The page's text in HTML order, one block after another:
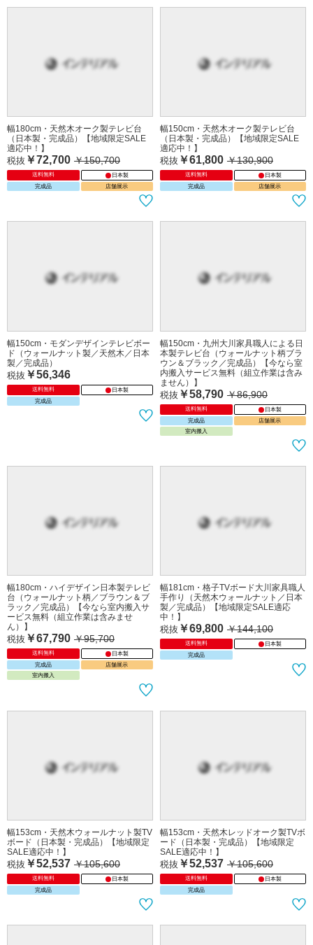
幅180cm・天然木オーク製テレビ台
（日本製・完成品）【地域限定SALE
適応中！】
税抜 ￥72,700 ￥150,700
送料無料
日本製
完成品
店舗展示
幅150cm・天然木オーク製テレビ台
（日本製・完成品）【地域限定SALE
適応中！】
税抜 ￥61,800 ￥130,900
送料無料
日本製
完成品
店舗展示
幅150cm・モダンデザインテレビボー
ド（ウォールナット製／天然木／日本
製／完成品）
税抜 ￥56,346
送料無料
日本製
完成品
幅150cm・九州大川家具職人による日
本製テレビ台（ウォールナット柄ブラ
ウン＆ブラック／完成品）【今なら室
内搬入サービス無料（組立作業は含み
ません）】
税抜 ￥58,790 ￥86,900
送料無料
日本製
完成品
店舗展示
室内搬入
幅180cm・ハイデザイン日本製テレビ
台（ウォールナット柄／ブラウン＆ブ
ラック／完成品）【今なら室内搬入サ
ービス無料（組立作業は含みませ
ん）】
税抜 ￥67,790 ￥95,700
送料無料
日本製
完成品
店舗展示
室内搬入
幅181cm・格子TVボード大川家具職人
手作り（天然木ウォールナット／日本
製／完成品）【地域限定SALE適応
中！】
税抜 ￥69,800 ￥144,100
送料無料
日本製
完成品
幅153cm・天然木ウォールナット製TV
ボード（日本製・完成品）【地域限定
SALE適応中！】
税抜 ￥52,537 ￥105,600
送料無料
日本製
完成品
幅153cm・天然木レッドオーク製TVボ
ード（日本製・完成品）【地域限定
SALE適応中！】
税抜 ￥52,537 ￥105,600
送料無料
日本製
完成品